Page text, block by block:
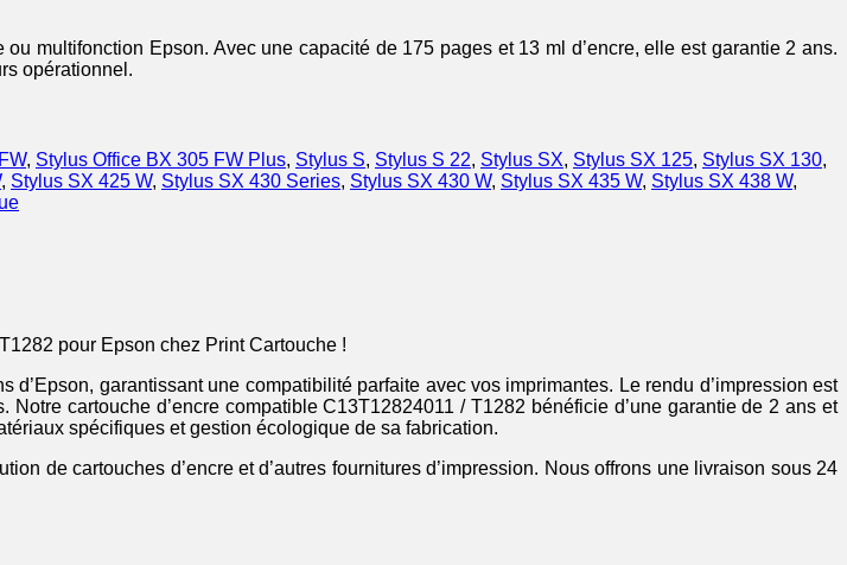
multifonction Epson. Avec une capacité de 175 pages et 13 ml d’encre, elle est garantie 2 ans.
opérationnel.
, Stylus Office BX 305 FW Plus, Stylus S, Stylus S 22, Stylus SX, Stylus SX 125, Stylus SX 130,
, Stylus SX 425 W, Stylus SX 430 Series, Stylus SX 430 W, Stylus SX 435 W, Stylus SX 438 W,
pour Epson chez Print Cartouche !
garantissant une compatibilité parfaite avec vos imprimantes. Le rendu d’impression est
cartouche d’encre compatible C13T12824011 / T1282 bénéficie d’une garantie de 2 ans et
spécifiques et gestion écologique de sa fabrication.
de cartouches d’encre et d’autres fournitures d’impression. Nous offrons une livraison sous 24